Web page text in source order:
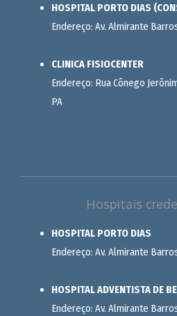
HOSPITAL PORTO DIAS
Endereço: Av. Almirante
CLINICA FISIOCENTER
Endereço: Rua Cônego
PA
Hospitais
HOSPITAL PORTO DIAS
Endereço: Av. Almirante
HOSPITAL ADVENTISTA DE
Endereço: Av. Almirante